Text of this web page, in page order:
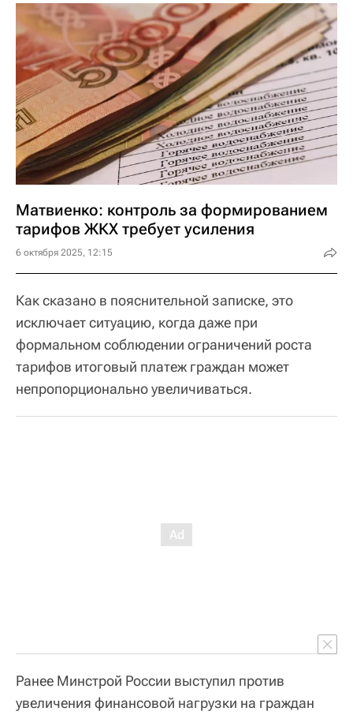
Матвиенко: контроль за формированием
тарифов ЖКХ требует усиления
6 октября 2025, 12:15
Как сказано в пояснительной записке, это
исключает ситуацию, когда даже при
формальном соблюдении ограничений роста
тарифов итоговый платеж граждан может
непропорционально увеличиваться.
Ранее Минстрой России выступил против
увеличения финансовой нагрузки на граждан